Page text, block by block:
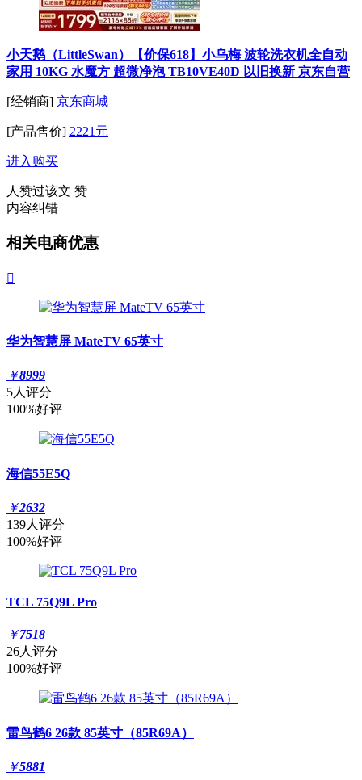
小天鹅（LittleSwan）【价保618】小乌梅 波轮洗衣机全自动
家用 10KG 水魔方 超微净泡 TB10VE40D 以旧换新 京东自营
[经销商] 京东商城
[产品售价] 2221元
进入购买
人赞过该文 赞
内容纠错
相关电商优惠

华为智慧屏 MateTV 65英寸
￥8999
5人评分
100%好评
海信55E5Q
￥2632
139人评分
100%好评
TCL 75Q9L Pro
￥7518
26人评分
100%好评
雷鸟鹤6 26款 85英寸（85R69A）
￥5881